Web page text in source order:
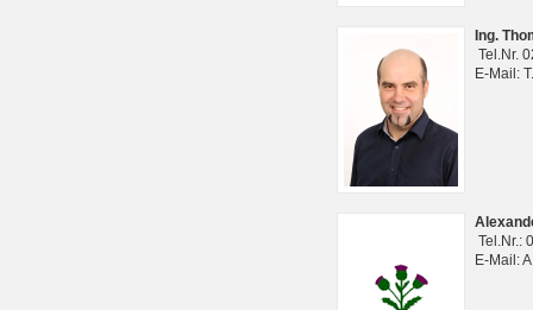
Ing.
Tel.Nr.
E-Mail:
Tel.Nr.:
E-Mail: